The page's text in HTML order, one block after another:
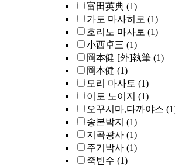
富田英典 (1)
가토 마사히로 (1)
호리노 마사토 (1)
小西卓三 (1)
岡本健 [外]執筆 (1)
岡本健 (1)
모리 마사토 (1)
이토 노이지 (1)
오꾸시마,다까야스
송본박지 (1)
지곡광사 (1)
주기박사 (1)
죽빈수 (1)